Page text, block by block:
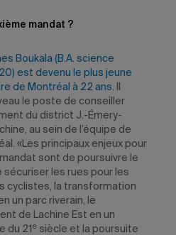
mandat ?
Boukala (B.A. science
est devenu le plus jeune
de Montréal à 22 ans. Il
le poste de conseiller
du district J.-Émery-
au sein de l’équipe de
«Les principaux enjeux pour
sont de poursuivre le
sécuriser les rues pour les
cyclistes, la transformation
un parc riverain, le
de Lachine Est en un
du 21 esiècle et la poursuite